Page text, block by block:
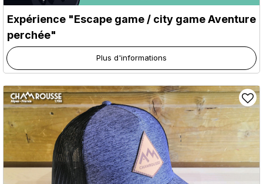
Expérience "Escape game / city game Aventure
perchée"
Plus d'informations